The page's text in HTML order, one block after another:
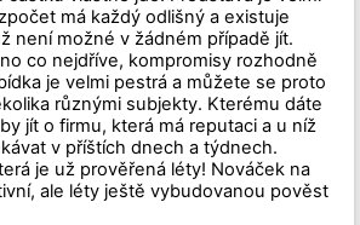
má každý odlišný a existuje
není možné v žádném případě jít.
co nejdříve, kompromisy rozhodně
je velmi pestrá a můžete se proto
různými subjekty. Kterému dáte
jít o firmu, která má reputaci a u níž
v příštích dnech a týdnech.
je už prověřená léty! Nováček na
ale léty ještě vybudovanou pověst